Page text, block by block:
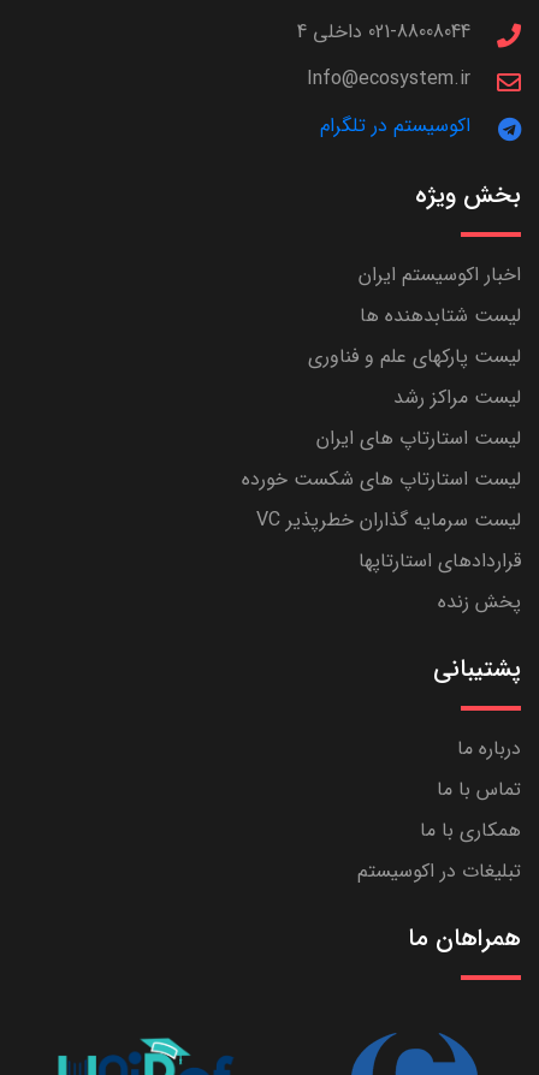
021-88008044 داخلی 4
Info@ecosystem.ir
اکوسیستم در تلگرام
بخش ویژه
اخبار اکوسیستم ایران
لیست شتابدهنده ها
لیست پارکهای علم و فناوری
لیست مراکز رشد
لیست استارتاپ های ایران
لیست استارتاپ های شکست خورده
لیست سرمایه گذاران خطرپذیر VC
قراردادهای استارتاپها
پخش زنده
پشتیبانی
درباره ما
تماس با ما
همکاری با ما
تبلیغات در اکوسیستم
همراهان ما